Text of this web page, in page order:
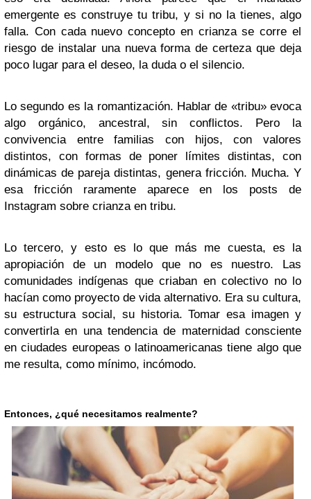
emergente es construye tu tribu, y si no la tienes, algo
falla. Con cada nuevo concepto en crianza se corre el
riesgo de instalar una nueva forma de certeza que deja
poco lugar para el deseo, la duda o el silencio.
Lo segundo es la romantización. Hablar de «tribu» evoca
algo orgánico, ancestral, sin conflictos. Pero la
convivencia entre familias con hijos, con valores
distintos, con formas de poner límites distintas, con
dinámicas de pareja distintas, genera fricción. Mucha. Y
esa fricción raramente aparece en los posts de
Instagram sobre crianza en tribu.
Lo tercero, y esto es lo que más me cuesta, es la
apropiación de un modelo que no es nuestro. Las
comunidades indígenas que criaban en colectivo no lo
hacían como proyecto de vida alternativo. Era su cultura,
su estructura social, su historia. Tomar esa imagen y
convertirla en una tendencia de maternidad consciente
en ciudades europeas o latinoamericanas tiene algo que
me resulta, como mínimo, incómodo.
Entonces, ¿qué necesitamos realmente?